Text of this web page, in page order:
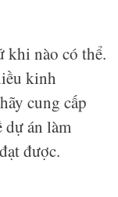
khi nào có thể.
kinh
cung cấp
dự án làm
được.